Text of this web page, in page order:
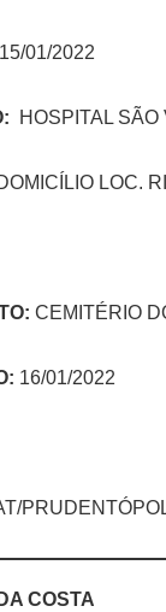
15/01/2022
: HOSPITAL
LOC.
CEMITÉRIO
16/01/2022
COSTA